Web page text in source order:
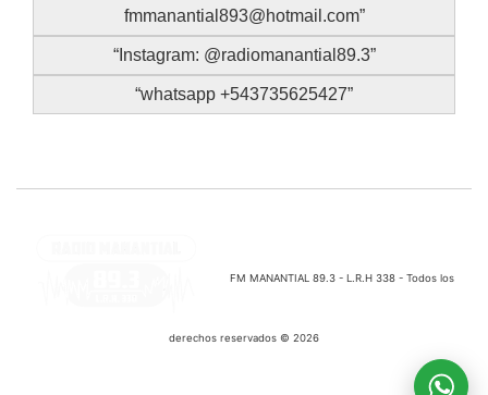
fmmanantial893@hotmail.com
Instagram: @radiomanantial89.3
whatsapp +543735625427
FM MANANTIAL 89.3 - L.R.H 338 - Todos los
derechos reservados © 2026